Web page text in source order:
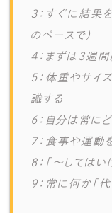
3：すぐに結果
のペースで）
4：まずは3週間
5：体重やサイ
識する
6：自分は常に
7：食事や運動
8：「〜しては
9：常に何か「